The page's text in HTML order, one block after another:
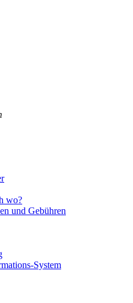
wo?
und Gebühren
System